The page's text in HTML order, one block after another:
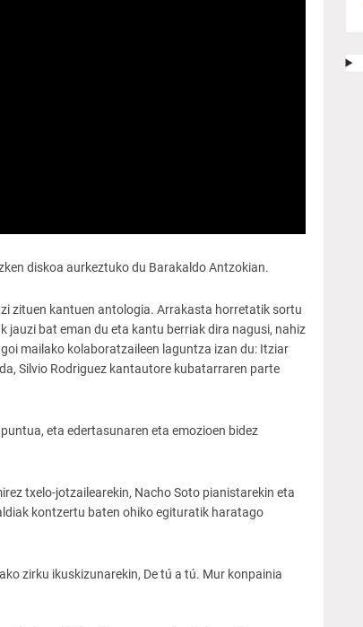
diskoa aurkeztuko du Barakaldo Antzokian.
zituen kantuen antologia. Arrakasta horretatik sortu
bat eman du eta kantu berriak dira nagusi, nahiz
mailako kolaboratzaileen laguntza izan du: Itziar
Silvio Rodriguez kantautore kubatarraren parte
eta edertasunaren eta emozioen bidez
txelo-jotzailearekin, Nacho Soto pianistarekin eta
kontzertu baten ohiko egituratik haratago
zirku ikuskizunarekin, De tú a tú. Mur konpainia